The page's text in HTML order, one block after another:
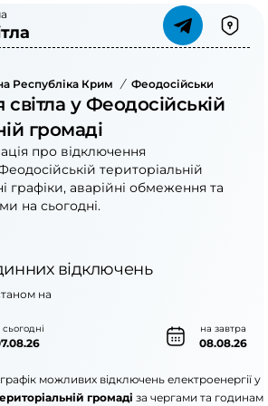
Республіка Крим / Феодосійський Район
у Феодосійській
громаді
про відключення
територіальній
графіки, аварійні обмеження та
на сьогодні.
відключень
сьогодні на завтра
08.08.26
на
можливих відключень електроенергії у
громаді за чергами та